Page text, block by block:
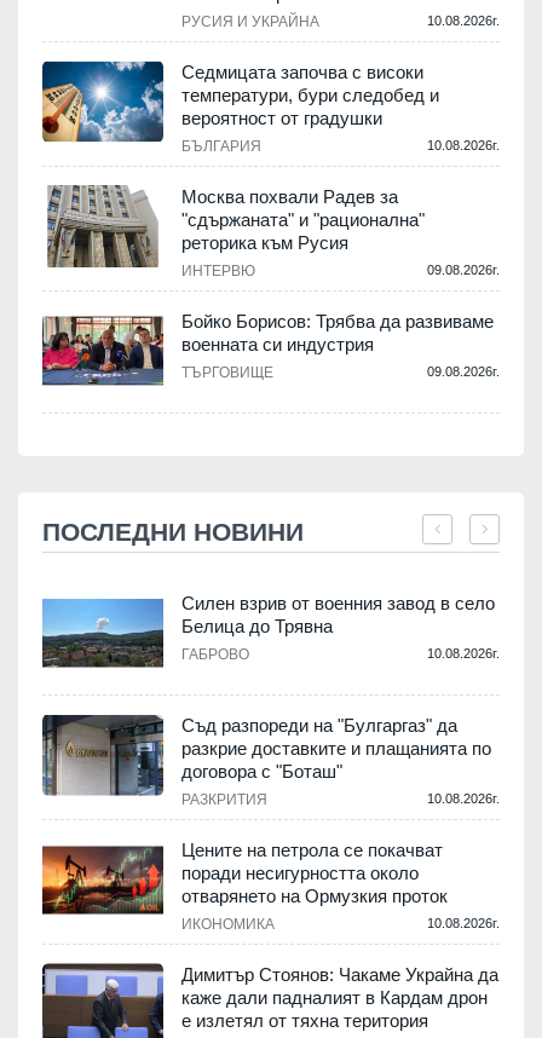
РУСИЯ И УКРАЙНА 10.08.2026г.
Седмицата започва с високи
температури, бури следобед и
вероятност от градушки
БЪЛГАРИЯ 10.08.2026г.
Москва похвали Радев за
"сдържаната" и "рационална"
реторика към Русия
ИНТЕРВЮ 09.08.2026г.
Бойко Борисов: Трябва да развиваме
военната си индустрия
ТЪРГОВИЩЕ 09.08.2026г.
ПОСЛЕДНИ НОВИНИ
Силен взрив от военния завод в село
Белица до Трявна
ГАБРОВО 10.08.2026г.
Съд разпореди на "Булгаргаз" да
разкрие доставките и плащанията по
договора с "Боташ"
РАЗКРИТИЯ 10.08.2026г.
Цените на петрола се покачват
поради несигурността около
отварянето на Ормузкия проток
ИКОНОМИКА 10.08.2026г.
Димитър Стоянов: Чакаме Украйна да
каже дали падналият в Кардам дрон
е излетял от тяхна територия